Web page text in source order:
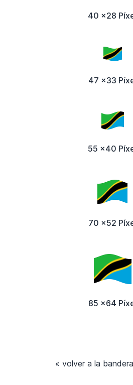
40 x28
47 x33
55 x40
70 x52
85 x64
« volver a la